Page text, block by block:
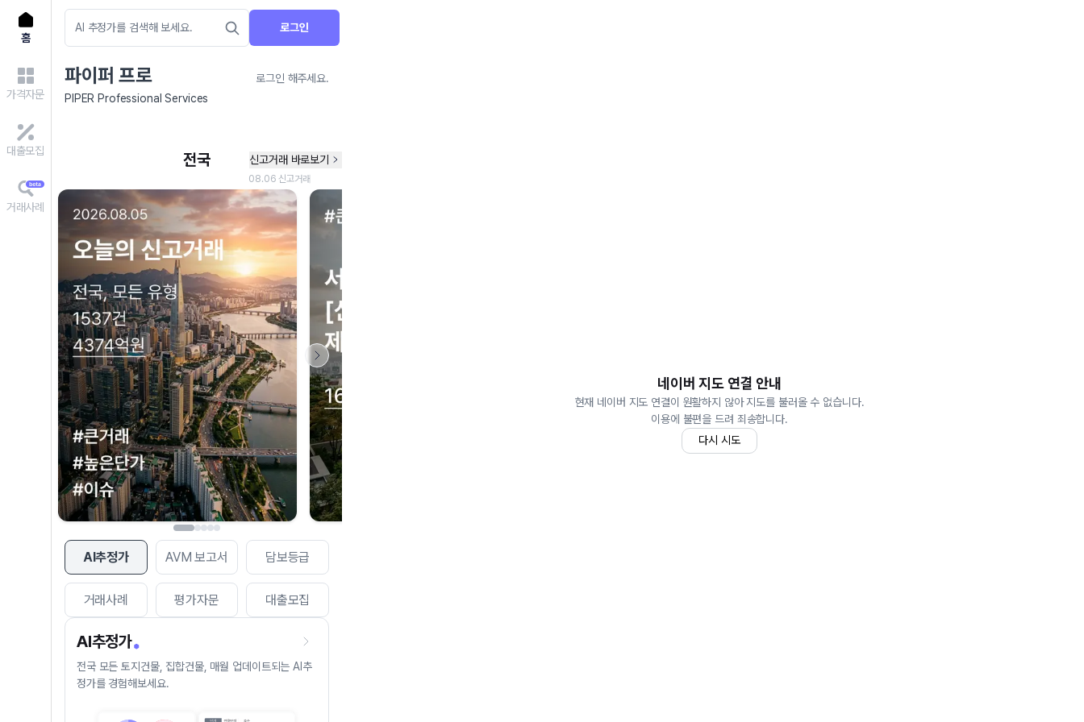
홈
가격자문
대출모집
거래사례
로그인
파이퍼 프로
로그인 해주세요.
PIPER Professional Services
AI추정가 AVM 보고서 담보등급
거래사례 평가자문 대출모집
AI추정가
전국 모든 토지건물, 집합건물, 매월 업데이트되는 AI추
정가를 경험해보세요.
네이버 지도 연결 안내
현재 네이버 지도 연결이 원활하지 않아 지도를 불러올 수 없습니다.
이용에 불편을 드려 죄송합니다.
다시 시도